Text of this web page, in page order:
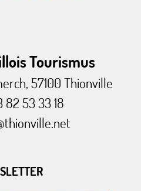
Tourismus
57100 Thionville
82 53 33 18